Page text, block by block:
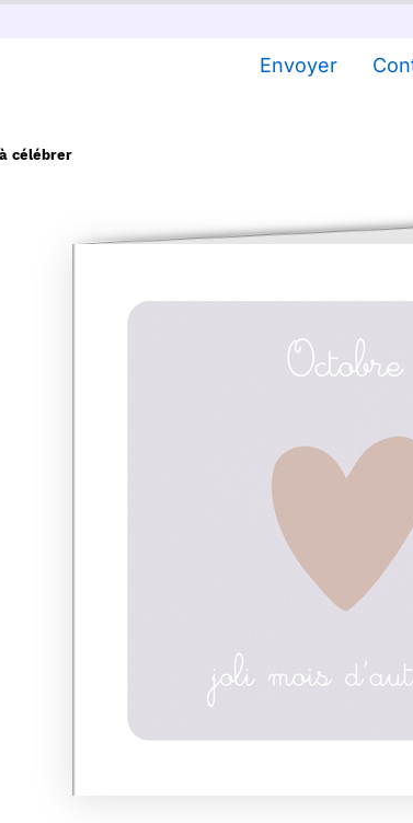
Envoyer
célébrer